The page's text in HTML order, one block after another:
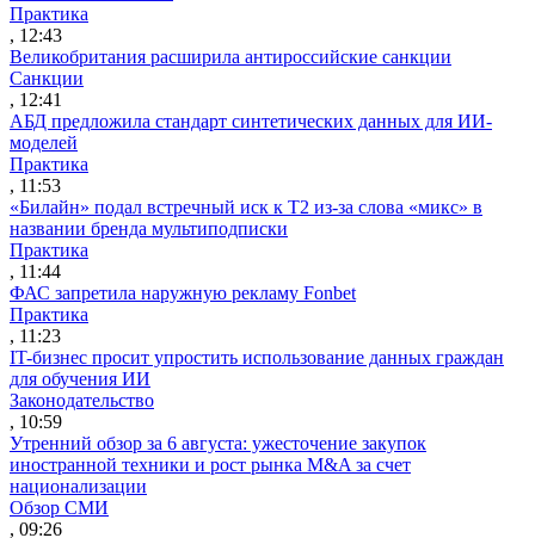
Практика
, 12:43
Великобритания расширила антироссийские санкции
Санкции
, 12:41
АБД предложила стандарт синтетических данных для ИИ-
моделей
Практика
, 11:53
«Билайн» подал встречный иск к Т2 из-за слова «микс» в
названии бренда мультиподписки
Практика
, 11:44
ФАС запретила наружную рекламу Fonbet
Практика
, 11:23
IT-бизнес просит упростить использование данных граждан
для обучения ИИ
Законодательство
, 10:59
Утренний обзор за 6 августа: ужесточение закупок
иностранной техники и рост рынка M&A за счет
национализации
Обзор СМИ
, 09:26